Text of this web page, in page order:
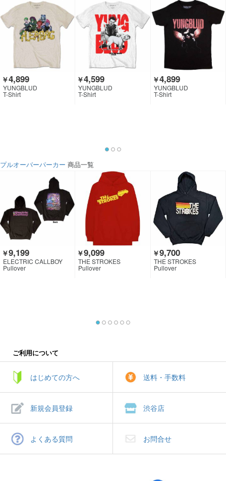
￥4,899
YUNGBLUD
T-Shirt
￥4,599
YUNGBLUD
T-Shirt
￥4,899
YUNGBLUD
T-Shirt
プルオーバーパーカー 商品一覧
￥9,199
ELECTRIC CALLBOY
Pullover
￥9,099
THE STROKES
Pullover
￥9,700
THE STROKES
Pullover
ご利用について
はじめての方へ 送料・手数料
新規会員登録 渋谷店
よくある質問 お問合せ